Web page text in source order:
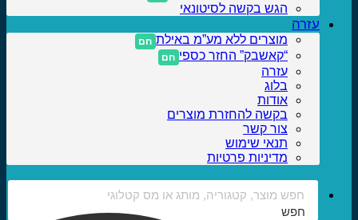
הגש בקשה לסיטונאי
עזרה
מוצרים ללא מע”מ באילת
“קאשבק” החזר כספי
עזרה
בלוג
אודות
בקשה להחזרת מוצרים
צור קשר
תנאי שימוש
מדיניות פרטיות
חפש